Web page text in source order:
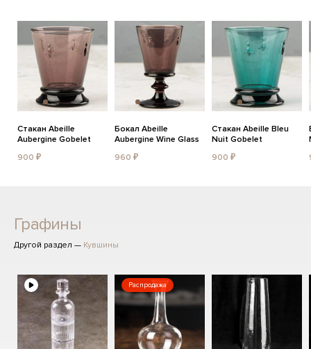
Стакан Abeille
Aubergine Gobelet
900 ₽
Бокал Abeille
Aubergine Wine Glass
960 ₽
Стакан Abeille Bleu
Nuit Gobelet
900 ₽
Графины
Другой раздел — Кувшины
Распродажа